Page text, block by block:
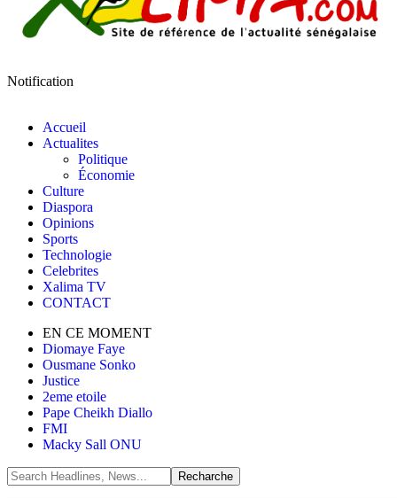
Notification
Accueil
Actualites
Politique
Économie
Culture
Diaspora
Opinions
Sports
Technologie
Celebrites
Xalima TV
CONTACT
EN CE MOMENT
Diomaye Faye
Ousmane Sonko
Justice
2eme etoile
Pape Cheikh Diallo
FMI
Macky Sall ONU